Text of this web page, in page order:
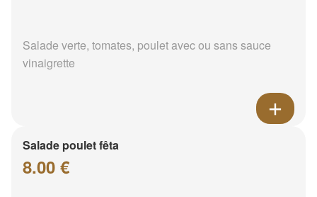
Salade verte, tomates, poulet avec ou sans sauce
vinaigrette
Salade poulet fêta
8.00 €